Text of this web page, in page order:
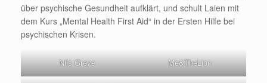
über psychische Gesundheit aufklärt, und schult Laien mit
dem Kurs „Mental Health First Aid“ in der Ersten Hilfe bei
psychischen Krisen.
Nils Greve Me&TheLion